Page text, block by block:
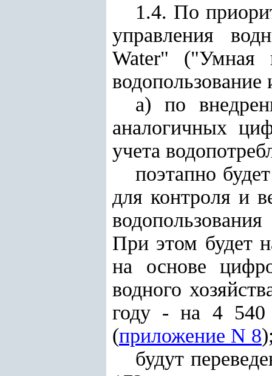
1.4. По
управления
Water" ("Умная
водопользование
а) по
аналогичных
учета
поэтапно
для контроля и
При этом будет
на основе
водного
году - на 4 540
(приложение N 8
будут